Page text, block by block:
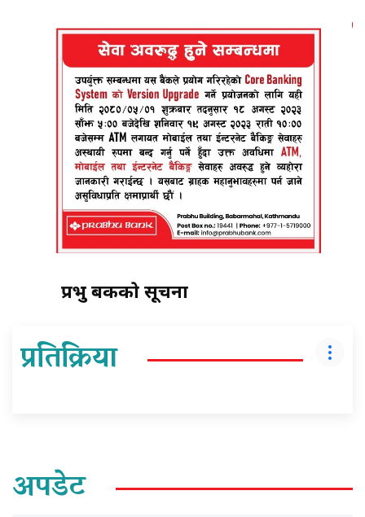
प्रभु बैंककाे सूचना
प्रतिक्रिया
अपडेट